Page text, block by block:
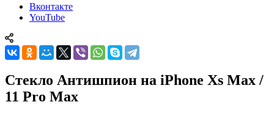
Вконтакте
YouTube
Стекло Антишпион на iPhone Xs Max /
11 Pro Max